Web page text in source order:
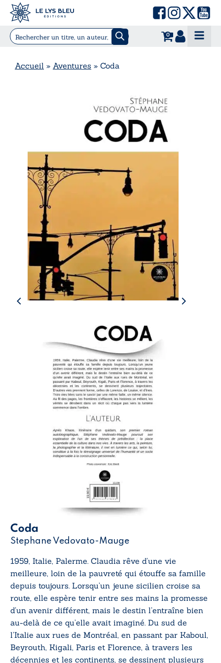
0
Accueil » Aventures » Coda
Coda
Stephane Vedovato-Mauge
1959, Italie, Palerme. Claudia rêve d’une vie
meilleure, loin de la pauvreté qui étouffe sa famille
depuis toujours. Lorsqu’un jeune sicilien croise sa
route, elle espère tenir entre ses mains la promesse
d’un avenir différent, mais le destin l’entraîne bien
au-delà de ce qu’elle avait imaginé. Du sud de
l’Italie aux rues de Montréal, en passant par Kaboul,
Beyrouth, Kigali, Paris et Florence, à travers les
décennies et les continents, se dessinent plusieurs